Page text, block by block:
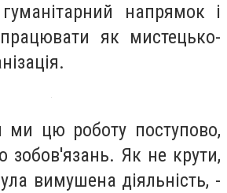
напрямок і
як мистецько-
ми цю роботу поступово,
зобов'язань. Як не крути,
вимушена діяльність, -